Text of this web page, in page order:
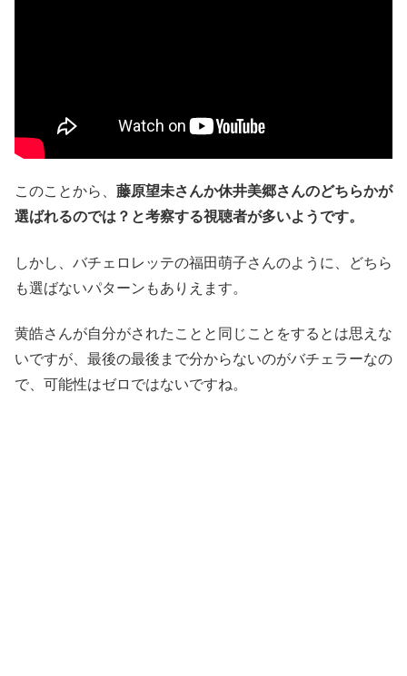
このことから、 藤原望未さんか休井美郷さんのどちらかが
選ばれるのでは？と考察する視聴者が多いようです。
しかし、バチェロレッテの福田萌子さんのように、どちら
も選ばないパターンもありえます。
黄皓さんが自分がされたことと同じことをするとは思えな
いですが、最後の最後まで分からないのがバチェラーなの
で、可能性はゼロではないですね。